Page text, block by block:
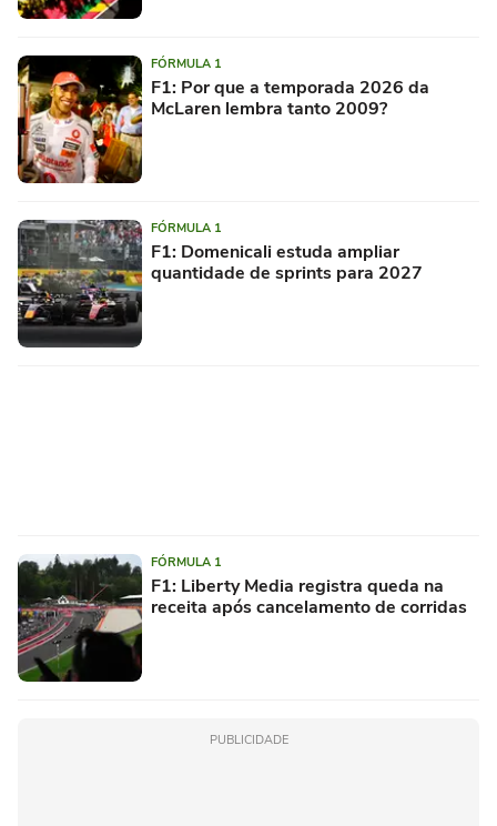
FÓRMULA 1
F1: Por que a temporada 2026 da
McLaren lembra tanto 2009?
FÓRMULA 1
F1: Domenicali estuda ampliar
quantidade de sprints para 2027
FÓRMULA 1
F1: Liberty Media registra queda na
receita após cancelamento de corridas
PUBLICIDADE